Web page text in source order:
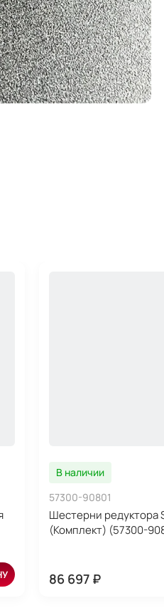
В наличии
57300-90801
Шестерни редуктора
(Комплект) (57300-
86 697 ₽